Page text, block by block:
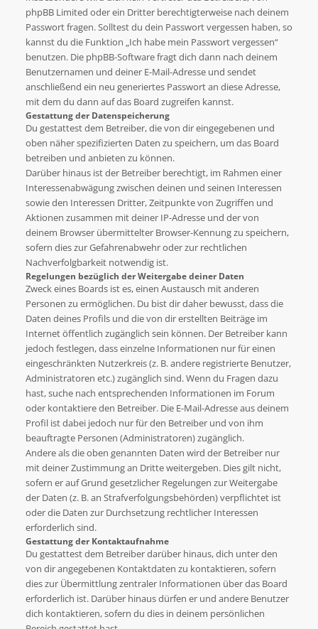
phpBB Limited oder ein Dritter berechtigterweise nach deinem
Passwort fragen. Solltest du dein Passwort vergessen haben, so
kannst du die Funktion „Ich habe mein Passwort vergessen“
benutzen. Die phpBB-Software fragt dich dann nach deinem
Benutzernamen und deiner E-Mail-Adresse und sendet
anschließend ein neu generiertes Passwort an diese Adresse,
mit dem du dann auf das Board zugreifen kannst.
Gestattung der Datenspeicherung
Du gestattest dem Betreiber, die von dir eingegebenen und
oben näher spezifizierten Daten zu speichern, um das Board
betreiben und anbieten zu können.
Darüber hinaus ist der Betreiber berechtigt, im Rahmen einer
Interessenabwägung zwischen deinen und seinen Interessen
sowie den Interessen Dritter, Zeitpunkte von Zugriffen und
Aktionen zusammen mit deiner IP-Adresse und der von
deinem Browser übermittelter Browser-Kennung zu speichern,
sofern dies zur Gefahrenabwehr oder zur rechtlichen
Nachverfolgbarkeit notwendig ist.
Regelungen bezüglich der Weitergabe deiner Daten
Zweck eines Boards ist es, einen Austausch mit anderen
Personen zu ermöglichen. Du bist dir daher bewusst, dass die
Daten deines Profils und die von dir erstellten Beiträge im
Internet öffentlich zugänglich sein können. Der Betreiber kann
jedoch festlegen, dass einzelne Informationen nur für einen
eingeschränkten Nutzerkreis (z. B. andere registrierte Benutzer,
Administratoren etc.) zugänglich sind. Wenn du Fragen dazu
hast, suche nach entsprechenden Informationen im Forum
oder kontaktiere den Betreiber. Die E-Mail-Adresse aus deinem
Profil ist dabei jedoch nur für den Betreiber und von ihm
beauftragte Personen (Administratoren) zugänglich.
Andere als die oben genannten Daten wird der Betreiber nur
mit deiner Zustimmung an Dritte weitergeben. Dies gilt nicht,
sofern er auf Grund gesetzlicher Regelungen zur Weitergabe
der Daten (z. B. an Strafverfolgungsbehörden) verpflichtet ist
oder die Daten zur Durchsetzung rechtlicher Interessen
erforderlich sind.
Gestattung der Kontaktaufnahme
Du gestattest dem Betreiber darüber hinaus, dich unter den
von dir angegebenen Kontaktdaten zu kontaktieren, sofern
dies zur Übermittlung zentraler Informationen über das Board
erforderlich ist. Darüber hinaus dürfen er und andere Benutzer
dich kontaktieren, sofern du dies in deinem persönlichen